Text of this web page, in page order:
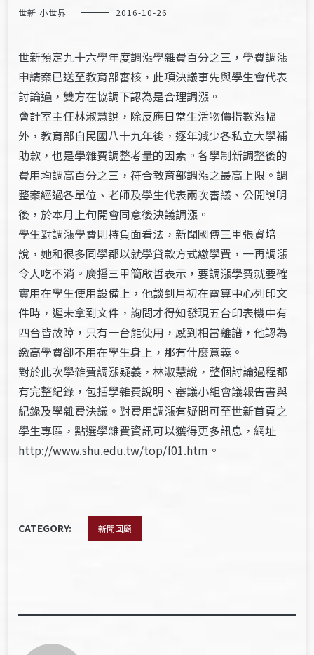
世新 小世界 2016-10-26
世新預定九十六學年度調漲學雜費百分之三，學費調漲
申請案已送至教育部審核，此項決議事先與學生會代表
討論過，雙方在協調下認為是合理調漲。
會計室主任林淑慧說，除反應日常生活物價指數漲幅
外，教育部自民國八十九年後，逐年減少各私立大學補
助款，也是學雜費調整考量的因素。各學制新調整後的
費用均調高百分之三，符合教育部調漲之最高上限。調
整案經過各單位、老師及學生代表兩次審議、公開說明
後，於本月上旬開會同意後決議調漲。
學生對調漲學費則持負面看法，新聞國傳三甲張資培
說，她和很多同學都以就學貸款方式繳學費，一再調漲
令人吃不消。廣播三甲簡啟哲表示，要調漲學費就要確
實用在學生使用設備上，他談到月初在電算中心列印文
件時，遲未拿到文件，詢問才得知發現五台印表機中有
四台皆故障，只有一台能使用，感到相當離譜，他認為
繳高學費卻不用在學生身上，那有什麼意義。
對於此次學雜費調漲疑義，林淑慧說，整個討論過程都
有完整紀錄，包括學雜費說明、審議小組會議報告書與
紀錄及學雜費決議。對費用調漲有疑問可至世新首頁之
學生專區，點選學雜費資訊可以獲得更多訊息，網址
http://www.shu.edu.tw/top/f01.htm。
CATEGORY: 新聞回顧